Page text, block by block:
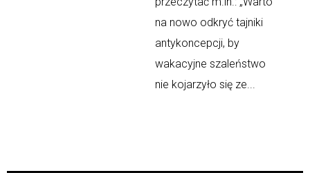
na nowo odkryć tajniki
antykoncepcji, by
wakacyjne szaleństwo
nie kojarzyło się ze...